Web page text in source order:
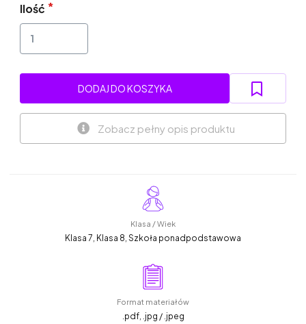
Ilość
DODAJ DO KOSZYKA
Zobacz pełny opis produktu
Klasa / Wiek
Klasa 7, Klasa 8, Szkoła ponadpodstawowa
Format materiałów
.pdf, .jpg / .jpeg